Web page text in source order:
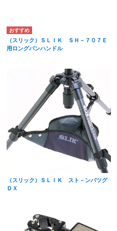
（スリック）ＳＬＩＫ ＳＨ－７０７Ｅ
用ロングパンハンドル
（スリック）ＳＬＩＫ スト－ンバツグ
ＤＸ